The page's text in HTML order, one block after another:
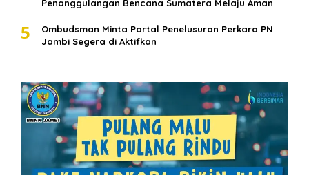
Penanggulangan Bencana Sumatera Melaju Aman
5
Ombudsman Minta Portal Penelusuran Perkara PN
Jambi Segera di Aktifkan